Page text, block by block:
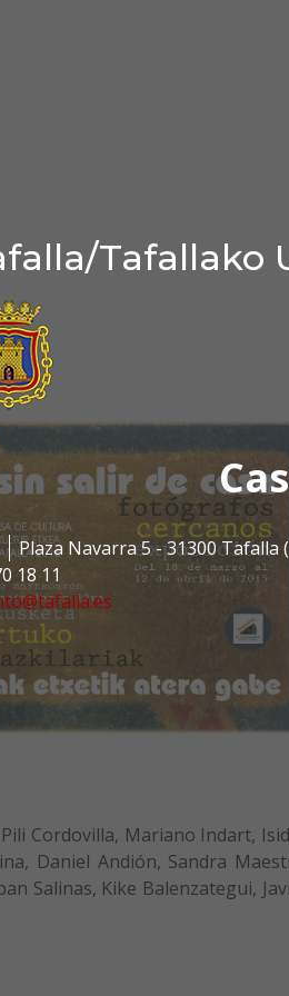
Tafallako
Plaza Navarra 5 - 31300 Tafalla
18 11
Cordovilla, Mariano Indart,
Daniel Andión, Sandra
Salinas, Kike Balenzategui,